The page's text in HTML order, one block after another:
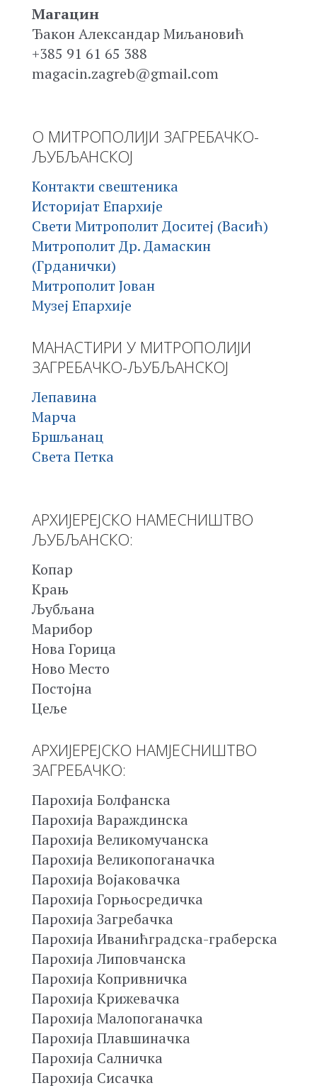
Магацин
Ђакон Александар Миљановић
+385 91 61 65 388
magacin.zagreb@gmail.com
О МИТРОПОЛИЈИ ЗАГРЕБАЧКО-
ЉУБЉАНСКОЈ
Контакти свештеника
Историјат Епархије
Свети Митрополит Доситеј (Васић)
Митрополит Др. Дамаскин
(Грданички)
Митрополит Јован
Музеј Епархије
МАНАСТИРИ У МИТРОПОЛИЈИ
ЗАГРЕБАЧКО-ЉУБЉАНСКОЈ
Лепавина
Марча
Бршљанац
Света Петка
АРХИЈЕРЕЈСКО НАМЕСНИШТВО
ЉУБЉАНСКО:
Копар
Крањ
Љубљана
Марибор
Нова Горица
Ново Место
Постојна
Цеље
АРХИЈЕРЕЈСКО НАМЈЕСНИШТВО
ЗАГРЕБАЧКО:
Парохија Болфанска
Парохија Вараждинска
Парохија Великомучанска
Парохија Великопоганачка
Парохија Војаковачка
Парохија Горњосредичка
Парохија Загребачка
Парохија Иванићградска-граберска
Парохија Липовчанска
Парохија Копривничка
Парохија Крижевачка
Парохија Малопоганачка
Парохија Плавшиначка
Парохија Салничка
Парохија Сисачка